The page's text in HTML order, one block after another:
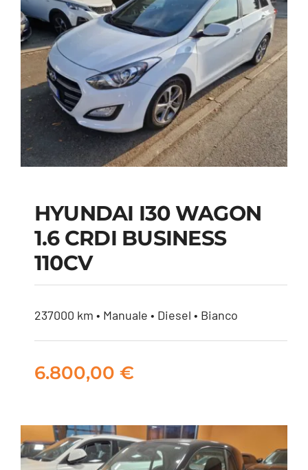
HYUNDAI I30
WAGON 1.6 CRDI
BUSINESS 110CV
HYUNDAI I30 WAGON
1.6 CRDI BUSINESS
110CV
237000 km • Manuale • Diesel • Bianco
6.800,00 €